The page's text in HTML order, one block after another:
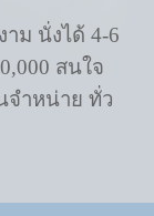
าม นั่งได้ 4-6
สนใจ
จำหน่าย ทั่ว